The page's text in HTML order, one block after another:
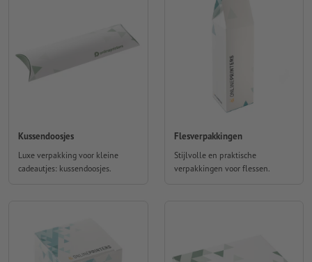
Kussendoosjes
Luxe verpakking voor kleine
cadeautjes: kussendoosjes.
Flesverpakkingen
Stijlvolle en praktische
verpakkingen voor flessen.